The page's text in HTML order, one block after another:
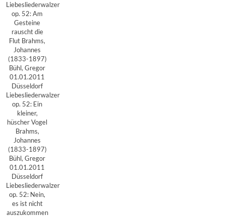
Liebesliederwalzer
op. 52: Am
Gesteine
rauscht die
Flut Brahms,
Johannes
(1833-1897)
Bühl, Gregor
01.01.2011
Düsseldorf
Liebesliederwalzer
op. 52: Ein
kleiner,
hüscher Vogel
Brahms,
Johannes
(1833-1897)
Bühl, Gregor
01.01.2011
Düsseldorf
Liebesliederwalzer
op. 52: Nein,
es ist nicht
auszukommen